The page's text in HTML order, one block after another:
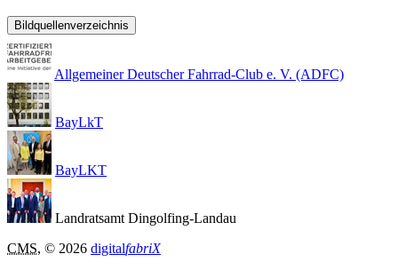
Bildquellenverzeichnis
Allgemeiner Deutscher Fahrrad-Club e. V. (ADFC)
BayLkT
BayLKT
Landratsamt Dingolfing-Landau
CMS, © 2026 digitalfabriX